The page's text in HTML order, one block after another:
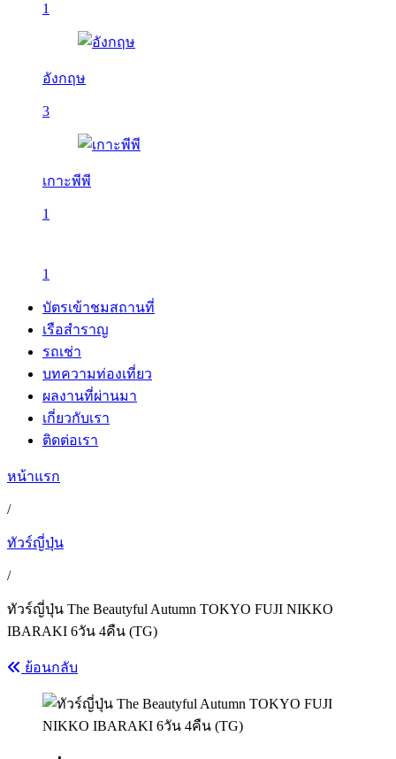
1
อังกฤษ
3
เกาะพีพี
1
1
บัตรเข้าชมสถานที่
เรือสำราญ
รถเช่า
บทความท่องเที่ยว
ผลงานที่ผ่านมา
เกี่ยวกับเรา
ติดต่อเรา
หน้าแรก
/
ทัวร์ญี่ปุ่น
/
ทัวร์ญี่ปุ่น The Beautyful Autumn TOKYO FUJI NIKKO
IBARAKI 6วัน 4คืน (TG)
ย้อนกลับ